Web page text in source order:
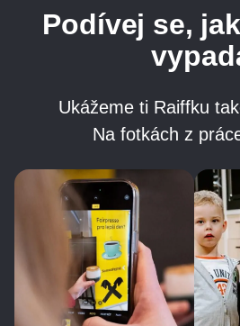
Podívej se,
Ukážeme ti Raiffku
Na fotkách z